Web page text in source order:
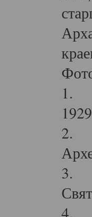
1.
2.
3.
4.